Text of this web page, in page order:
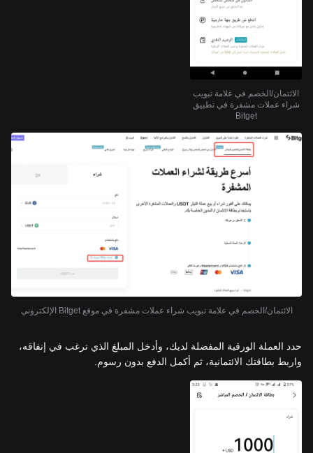
الائتمان/الخصم في علامة تبويب
شراء عملات مشفرة في تطبيق
Bitget
الائتمان/الخصم في علامة تبويب شراء عملات مشفرة في موقع Bitget الإلكتروني
حدد العملة الورقية المفضلة لديك، وأدخل المبلغ الذي ترغب في إنفاقه،
واربط بطاقتك الائتمانية، ثم أكمل الدفع بدون رسوم.